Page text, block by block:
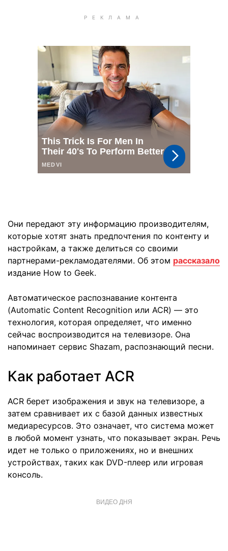
Они передают эту информацию производителям,
которые хотят знать предпочтения по контенту и
настройкам, а также делиться со своими
партнерами-рекламодателями. Об этом рассказало
издание How to Geek.
Автоматическое распознавание контента
(Automatic Content Recognition или ACR) — это
технология, которая определяет, что именно
сейчас воспроизводится на телевизоре. Она
напоминает сервис Shazam, распознающий песни.
Как работает ACR
ACR берет изображения и звук на телевизоре, а
затем сравнивает их с базой данных известных
медиаресурсов. Это означает, что система может
в любой момент узнать, что показывает экран. Речь
идет не только о приложениях, но и внешних
устройствах, таких как DVD-плеер или игровая
консоль.
ВИДЕО ДНЯ